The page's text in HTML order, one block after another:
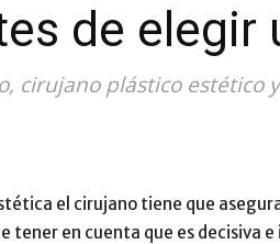
de
cirujano plástico estético
el cirujano tiene que
tener en cuenta que es decisiva